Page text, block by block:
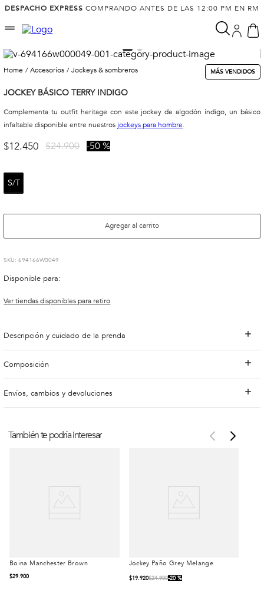
DESPACHO EXPRESS COMPRANDO ANTES DE LAS 12:00 PM EN RM
accesorios jockeys & sombreros MÁS VENDIDOS
JOCKEY BÁSICO TERRY INDIGO
Complementa tu outfit heritage con este jockey de algodón índigo, un básico
infaltable disponible entre nuestros jockeys para hombre.
$12.450 $24.900 50 %
S/T
Agregar al carrito
:694166W0049
Disponible para:
Ver tiendas disponibles para retiro
Descripción y cuidado de la prenda
Composición
Envíos, cambios y devoluciones
También te podría interesar
Boina Manchester Brown
$29.900
Jockey Paño Grey Melange
$19.920$24.900 20 %
Talla